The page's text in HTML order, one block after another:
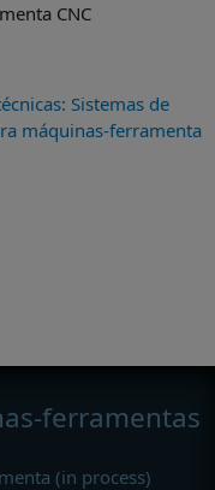
CNC
Sistemas de
máquinas-ferramenta
ferramentas
(in process)